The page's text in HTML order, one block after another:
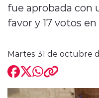
modo
fue aprobada con
favor y 17 votos
Martes 31 de octubre